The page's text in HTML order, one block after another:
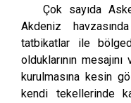
Çok sayıda
Akdeniz
tatbikatlar ile
olduklarının
kurulmasına kesin
kendi tekellerinde